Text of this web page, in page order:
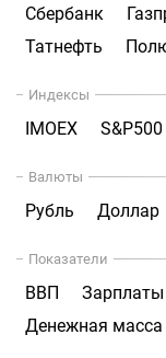
Сбербанк
Татнефть
Индексы
IMOEX S&P500
Валюты
Рубль Доллар
Показатели
ВВП Зарплаты
Денежная